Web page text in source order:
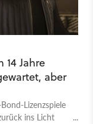
14 Jahre
aber
Lizenzspiele
ins Licht